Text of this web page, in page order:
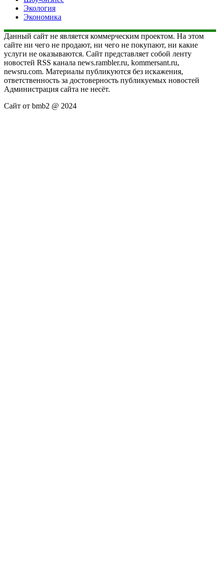
Экология
Экономика
Данный сайт не является коммерческим проектом. На этом
сайте ни чего не продают, ни чего не покупают, ни какие
услуги не оказываются. Сайт представляет собой ленту
новостей RSS канала news.rambler.ru, kommersant.ru,
newsru.com. Материалы публикуются без искажения,
ответственность за достоверность публикуемых новостей
Администрация сайта не несёт.
Сайт от bmb2 @ 2024